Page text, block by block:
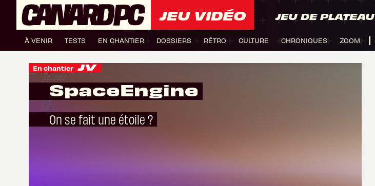
JEU VIDÉO JEU DE PLATEAU
À VENIR TESTS EN CHANTIER DOSSIERS RÉTRO CULTURE CHRONIQUES ZOOM
En chantier
SpaceEngine
On se fait une étoile ?